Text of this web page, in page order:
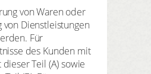
von Waren oder
von Dienstleistungen
Für
des Kunden mit
Teil (A) sowie